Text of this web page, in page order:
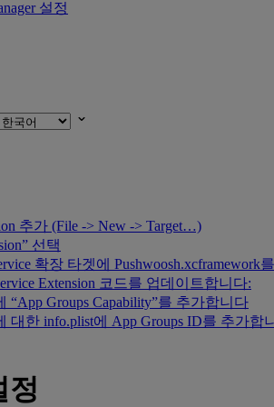
설정
추가 (File -> New -> Target…)
선택
확장 타겟에 Pushwoosh.xcframework
Extension 코드를 업데이트합니다:
“App Groups Capability”를 추가합니다
대한 info.plist에 App Groups ID를 추가합